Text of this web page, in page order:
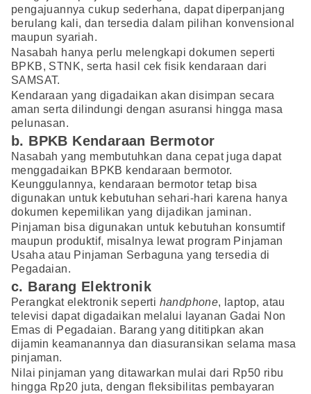
pengajuannya cukup sederhana, dapat diperpanjang
berulang kali, dan tersedia dalam pilihan konvensional
maupun syariah.
Nasabah hanya perlu melengkapi dokumen seperti
BPKB, STNK, serta hasil cek fisik kendaraan dari
SAMSAT.
Kendaraan yang digadaikan akan disimpan secara
aman serta dilindungi dengan asuransi hingga masa
pelunasan.
b. BPKB Kendaraan Bermotor
Nasabah yang membutuhkan dana cepat juga dapat
menggadaikan BPKB kendaraan bermotor.
Keunggulannya, kendaraan bermotor tetap bisa
digunakan untuk kebutuhan sehari-hari karena hanya
dokumen kepemilikan yang dijadikan jaminan.
Pinjaman bisa digunakan untuk kebutuhan konsumtif
maupun produktif, misalnya lewat program Pinjaman
Usaha atau Pinjaman Serbaguna yang tersedia di
Pegadaian.
c. Barang Elektronik
Perangkat elektronik seperti handphone, laptop, atau
televisi dapat digadaikan melalui layanan Gadai Non
Emas di Pegadaian. Barang yang dititipkan akan
dijamin keamanannya dan diasuransikan selama masa
pinjaman.
Nilai pinjaman yang ditawarkan mulai dari Rp50 ribu
hingga Rp20 juta, dengan fleksibilitas pembayaran